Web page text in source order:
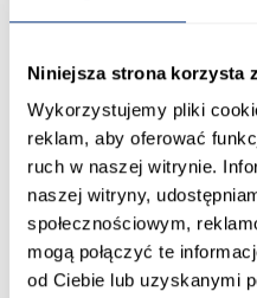
Niniejsza strona korzysta
Wykorzystujemy pliki
reklam, aby oferować
ruch w naszej witrynie.
naszej witryny,
społecznościowym,
mogą połączyć te
od Ciebie lub uzyskanymi
Wysokość [cm]:
Kolor frontów:
biały/czarny/artisan
czarny
Wybarwienie:
jasne drewnopodobne